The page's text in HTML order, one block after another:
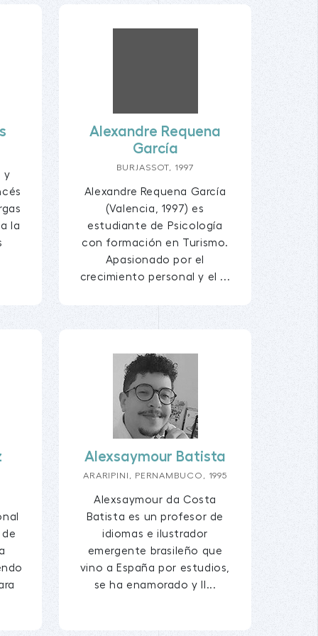
y
la
Alexandre Requena
García
BURJASSOT, 1997
Alexandre Requena García
(Valencia, 1997) es
estudiante de Psicología
con formación en Turismo.
Apasionado por el
crecimiento personal y el ...
Alexsaymour Batista
ARARIPINI, PERNAMBUCO, 1995
Alexsaymour da Costa
Batista es un profesor de
idiomas e ilustrador
emergente brasileño que
vino a España por estudios,
se ha enamorado y ll...